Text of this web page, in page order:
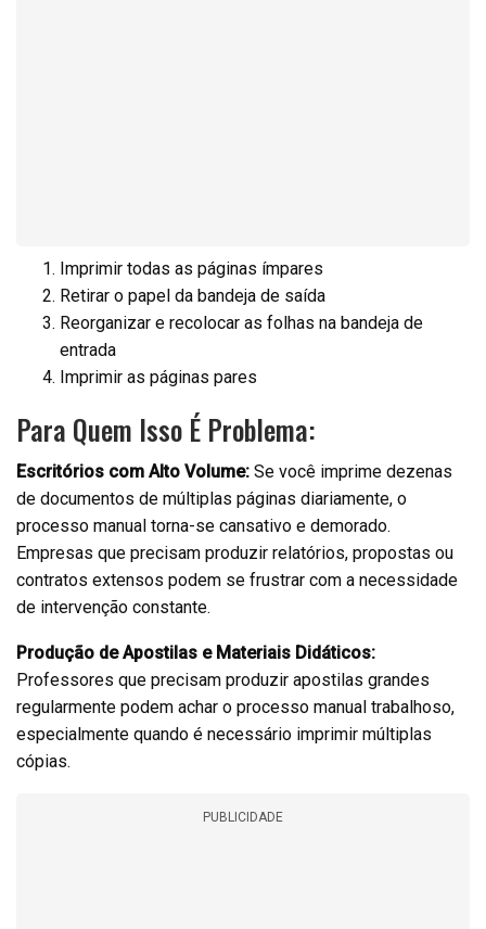
Imprimir todas as páginas ímpares
Retirar o papel da bandeja de saída
Reorganizar e recolocar as folhas na bandeja de
entrada
Imprimir as páginas pares
Para Quem Isso É Problema:
Escritórios com Alto Volume: Se você imprime dezenas
de documentos de múltiplas páginas diariamente, o
processo manual torna-se cansativo e demorado.
Empresas que precisam produzir relatórios, propostas ou
contratos extensos podem se frustrar com a necessidade
de intervenção constante.
Produção de Apostilas e Materiais Didáticos:
Professores que precisam produzir apostilas grandes
regularmente podem achar o processo manual trabalhoso,
especialmente quando é necessário imprimir múltiplas
cópias.
PUBLICIDADE